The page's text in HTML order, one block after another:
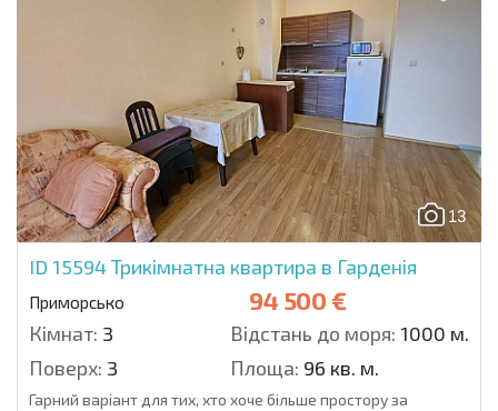
13
ID 15594Трикімнатна квартира в Гарденія
Приморсько 94 500 €
Кімнат: 3 Відстань до моря: 1000 м.
Поверх: 3 Площа: 96 кв. м.
Гарний варіант для тих, хто хоче більше простору за